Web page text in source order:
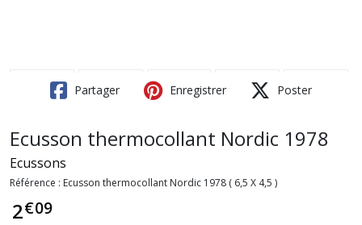
Partager Enregistrer Poster
Ecusson thermocollant Nordic 1978
Ecussons
Référence : Ecusson thermocollant Nordic 1978 ( 6,5 X 4,5 )
2€09